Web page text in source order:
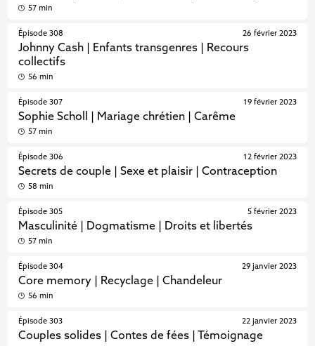
57 min
Épisode 308
Johnny Cash | Enfants transgenres | Recours
collectifs
26 février 2023
56 min
Épisode 307
Sophie Scholl | Mariage chrétien | Carême
19 février 2023
57 min
Épisode 306
Secrets de couple | Sexe et plaisir | Contraception
12 février 2023
58 min
Épisode 305
Masculinité | Dogmatisme | Droits et libertés
5 février 2023
57 min
Épisode 304
Core memory | Recyclage | Chandeleur
29 janvier 2023
56 min
Épisode 303
Couples solides | Contes de fées | Témoignage
22 janvier 2023